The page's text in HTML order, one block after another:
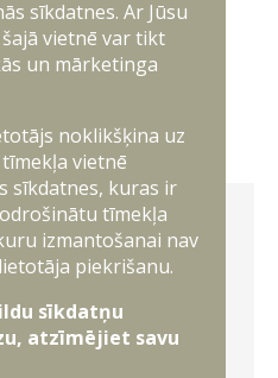
Uldis
tīklos
sīkdatnes. Ar Jūsu
vietnē var tikt
un mārketinga
noklikšķina uz
vietnē
sīkdatnes, kuras ir
tīmekļa
izmantošanai nav
piekrišanu.
sīkdatņu
atzīmējiet savu